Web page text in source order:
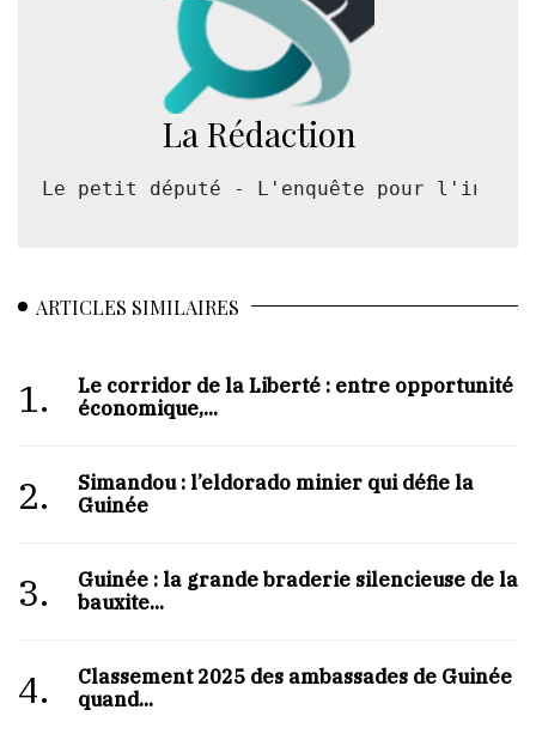
La Rédaction
Le petit député - L'enquête pour
ARTICLES SIMILAIRES
1.
Le corridor de la Liberté : entre opportunité
économique,...
2.
Simandou : l’eldorado minier qui défie la
Guinée
3.
Guinée : la grande braderie silencieuse de la
bauxite...
4.
Classement 2025 des ambassades de Guinée :
quand...